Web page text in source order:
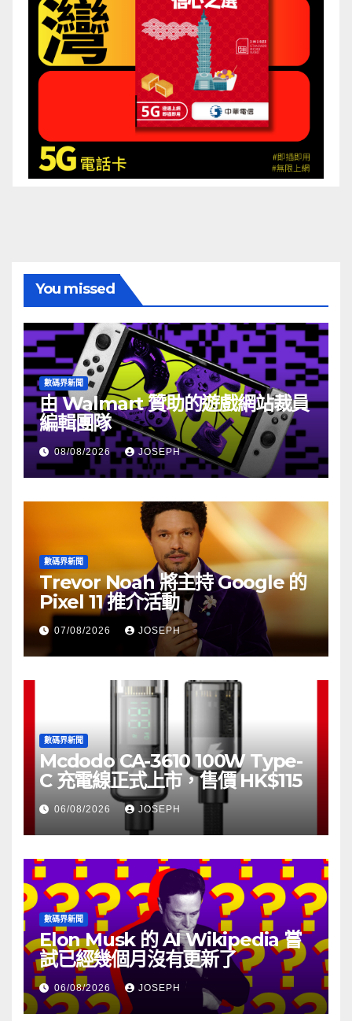
You missed
數碼界新聞
由 Walmart 贊助的遊戲網站裁員
編輯團隊
08/08/2026 JOSEPH
數碼界新聞
Trevor Noah 將主持 Google 的
Pixel 11 推介活動
07/08/2026 JOSEPH
數碼界新聞
Mcdodo CA-3610 100W Type-
C 充電線正式上市，售價 HK$115
06/08/2026 JOSEPH
數碼界新聞
Elon Musk 的 AI Wikipedia 嘗
試已經幾個月沒有更新了
06/08/2026 JOSEPH